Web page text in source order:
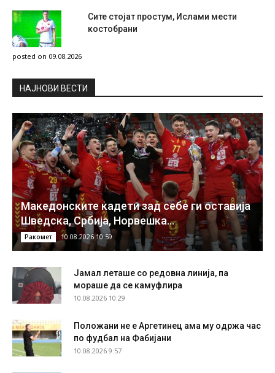
Сите стојат простум, Ислами мести
костобрани
posted on 09.08.2026
НAЈНОВИ ВЕСТИ
Македонските кадети зад себе ги оставија
Шведска, Србија, Норвешка…
Ракомет 10.08.2026 10:59
Јамал леташе со редовна линија, па
мораше да се камуфлира
10.08.2026 10:29
Положани не е Аргетинец ама му одржа час
по фудбал на Фабијани
10.08.2026 9:57